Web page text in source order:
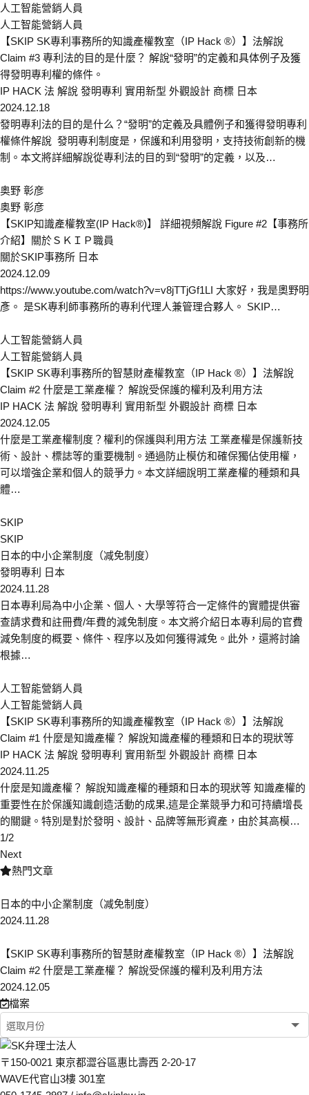
人工智能營銷人員
人工智能營銷人員
【SKIP SK專利事務所的知識產權教室（IP Hack ®）】法解說
Claim #3 專利法的目的是什麼？ 解說“發明”的定義和具体例子及獲
得發明專利權的條件。
IP HACK 法 解說 發明專利 實用新型 外觀設計 商標 日本
2024.12.18
發明專利法的目的是什么？“發明”的定義及具體例子和獲得發明專利
權條件解說 發明專利制度是，保護和利用發明，支持技術創新的機
制。本文將詳細解說從專利法的目的到“發明”的定義，以及…
奥野 彰彦
奥野 彰彦
【SKIP知識產權教室(IP Hack®)】 詳細視頻解說 Figure #2【事務所
介紹】關於ＳＫＩＰ職員
關於SKIP事務所 日本
2024.12.09
https://www.youtube.com/watch?v=v8jTTjGf1LI 大家好，我是奧野明
彥。 是SK專利師事務所的專利代理人兼管理合夥人。 SKIP…
人工智能營銷人員
人工智能營銷人員
【SKIP SK專利事務所的智慧財產權教室（IP Hack ®）】法解說
Claim #2 什麼是工業產權？ 解說受保護的權利及利用方法
IP HACK 法 解說 發明專利 實用新型 外觀設計 商標 日本
2024.12.05
什麼是工業產權制度？權利的保護與利用方法 工業產權是保護新技
術、設計、標誌等的重要機制。通過防止模仿和確保獨佔使用權，
可以增強企業和個人的競爭力。本文詳細說明工業產權的種類和具
體…
SKIP
SKIP
日本的中小企業制度（减免制度）
發明專利
日本
2024.11.28
日本專利局為中小企業、個人、大學等符合一定條件的實體提供審
查請求費和註冊費/年費的減免制度。本文將介紹日本專利局的官費
減免制度的概要、條件、程序以及如何獲得減免。此外，還將討論
根據…
人工智能營銷人員
人工智能營銷人員
【SKIP SK專利事務所的知識產權教室（IP Hack ®）】法解說
Claim #1 什麼是知識產權？ 解說知識產權的種類和日本的現狀等
IP HACK 法 解說 發明專利 實用新型 外觀設計 商標 日本
2024.11.25
什麼是知識產權？ 解說知識產權的種類和日本的現狀等 知識產權的
重要性在於保護知識創造活動的成果,這是企業競爭力和可持續增長
的關鍵。特別是對於發明、設計、品牌等無形資產，由於其高模…
1/2
Next
熱門文章
日本的中小企業制度（减免制度）
2024.11.28
【SKIP SK專利事務所的智慧財產權教室（IP Hack ®）】法解說
Claim #2 什麼是工業產權？ 解說受保護的權利及利用方法
2024.12.05
檔案
〒150-0021 東京都澀谷區惠比壽西 2-20-17
WAVE代官山3樓 301室